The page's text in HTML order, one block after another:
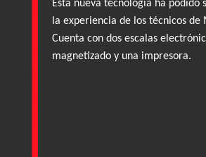
Esta nueva tecnología ha podido
la experiencia de los técnicos
Cuenta con dos escalas
magnetizado y una impresora.